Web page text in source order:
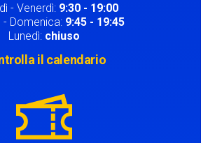
- Venerdì: 9:30 - 19:00
- Domenica: 9:45 - 19:45
Lunedì: chiuso
il calendario